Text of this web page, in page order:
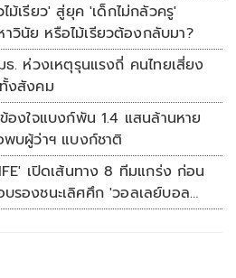
ม้เรียว' สู่ยุค 'เด็กไม่กลัวครู'
วินัย หรือไม้เรียวต้องกลับมา?
ธ. ห่วงเหตุรุนแรงถี่ คนไทยเสี่ยง
งสังคม
องใจแบงก์พัน 1.4 แสนล้านหาย
พบผู้ว่าฯ แบงก์ชาติ
เปิดเส้นทาง 8 ทีมแกร่ง ก่อน
รองชนะเลิศศึก 'วอลเลย์บอล
ป์กีฬา 7HD 2026'